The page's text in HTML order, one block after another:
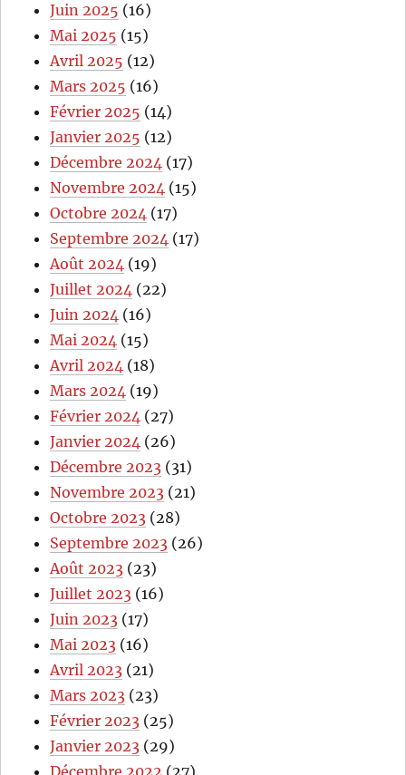
Juin 2025 (16)
Mai 2025 (15)
Avril 2025 (12)
Mars 2025 (16)
Février 2025 (14)
Janvier 2025 (12)
Décembre 2024 (17)
Novembre 2024 (15)
Octobre 2024 (17)
Septembre 2024 (17)
Août 2024 (19)
Juillet 2024 (22)
Juin 2024 (16)
Mai 2024 (15)
Avril 2024 (18)
Mars 2024 (19)
Février 2024 (27)
Janvier 2024 (26)
Décembre 2023 (31)
Novembre 2023 (21)
Octobre 2023 (28)
Septembre 2023 (26)
Août 2023 (23)
Juillet 2023 (16)
Juin 2023 (17)
Mai 2023 (16)
Avril 2023 (21)
Mars 2023 (23)
Février 2023 (25)
Janvier 2023 (29)